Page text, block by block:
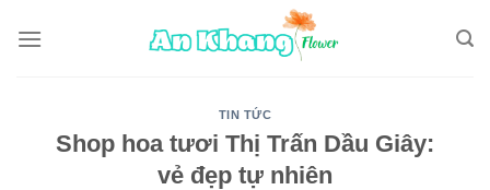
TIN TỨC
Shop hoa tươi Thị Trấn Dầu Giây:
vẻ đẹp tự nhiên